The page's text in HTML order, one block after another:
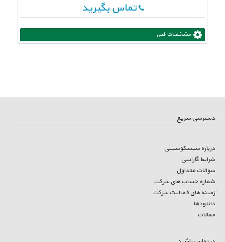
تماس بگیرید
مشخصات فنی
دسترسی سریع
درباره سیسکوسیتی
شرایط گارانتی
سوالات متداول
شماره حساب های شرکت
زمینه های فعالیت شرکت
دانلودها
مقالات